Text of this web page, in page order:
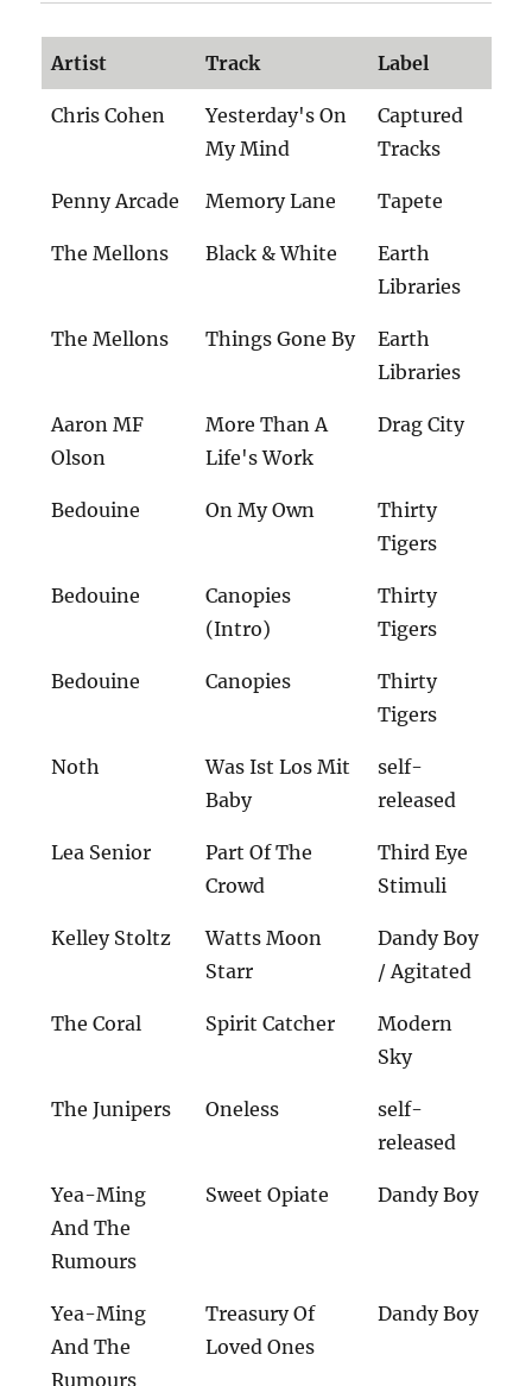
Artist Track Label
Chris Cohen
Yesterday's On
My Mind
Captured
Tracks
Penny Arcade Memory Lane Tapete
The Mellons Black & White
Earth
Libraries
The Mellons Things Gone By
Earth
Libraries
Aaron MF
Olson
More Than A
Life's Work
Drag City
Bedouine On My Own
Thirty
Tigers
Bedouine
Canopies
(Intro)
Thirty
Tigers
Bedouine Canopies
Thirty
Tigers
Noth
Was Ist Los Mit
Baby
self-
released
Lea Senior
Part Of The
Crowd
Third Eye
Stimuli
Kelley Stoltz
Watts Moon
Starr
Dandy Boy
/ Agitated
The Coral Spirit Catcher
Modern
Sky
The Junipers Oneless
self-
released
Yea-Ming
And The
Rumours
Sweet Opiate Dandy Boy
Yea-Ming
And The
Rumours
Treasury Of
Loved Ones
Dandy Boy